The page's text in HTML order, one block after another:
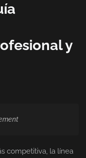
y
competitiva, la línea